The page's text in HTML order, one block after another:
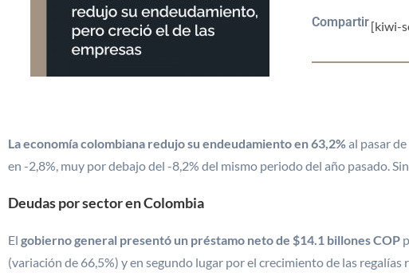
Compartir[kiwi-
La economía colombiana redujo su endeudamiento en 63,2%al pasar
en -2,8%, muy por debajo del -8,2% del mismo periodo del año pasado.
Deudas por sector en Colombia
El gobierno general presentó un préstamo neto de $14.1 billones COP
(variación de 66,5%) y en segundo lugar por el crecimiento de las regalías